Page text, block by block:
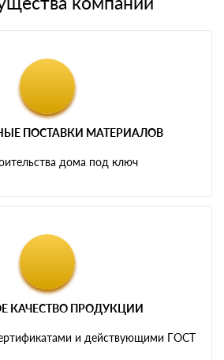
ПОСТАВКИ МАТЕРИАЛОВ
дома под ключ
КАЧЕСТВО ПРОДУКЦИИ
и действующими ГОСТ